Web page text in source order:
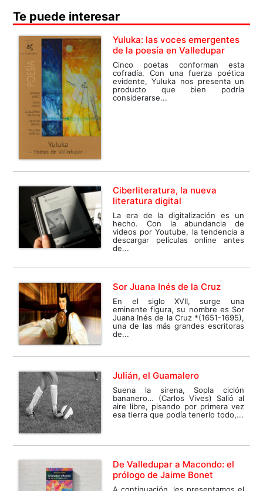
Te puede interesar
Yuluka: las voces emergentes
de la poesía en Valledupar
Cinco poetas conforman esta
cofradía. Con una fuerza poética
evidente, Yuluka nos presenta un
producto que bien podría
considerarse...
Ciberliteratura, la nueva
literatura digital
La era de la digitalización es un
hecho. Con la abundancia de
videos por Youtube, la tendencia a
descargar películas online antes
de...
Sor Juana Inés de la Cruz
En el siglo XVII, surge una
eminente figura, su nombre es Sor
Juana Inés de la Cruz *(1651-1695),
una de las más grandes escritoras
de...
Julián, el Guamalero
Suena la sirena, Sopla ciclón
bananero… (Carlos Vives) Salió al
aire libre, pisando por primera vez
esa tierra que podía tenerlo todo,...
De Valledupar a Macondo: el
prólogo de Jaime Bonet